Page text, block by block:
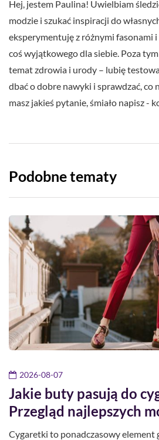
Hej, jestem Paulina! Uwielbiam
modzie i szukać inspiracji do
eksperymentuję z różnymi fasonami
coś wyjątkowego dla siebie. Poza
temat zdrowia i urody – lubię
dbać o dobre nawyki i sprawdzać, co
masz jakieś pytanie, śmiało napisz -
Podobne tematy
2026-08-07
Jakie buty pasują do
Przegląd najlepszych
Cygaretki to ponadczasowy element